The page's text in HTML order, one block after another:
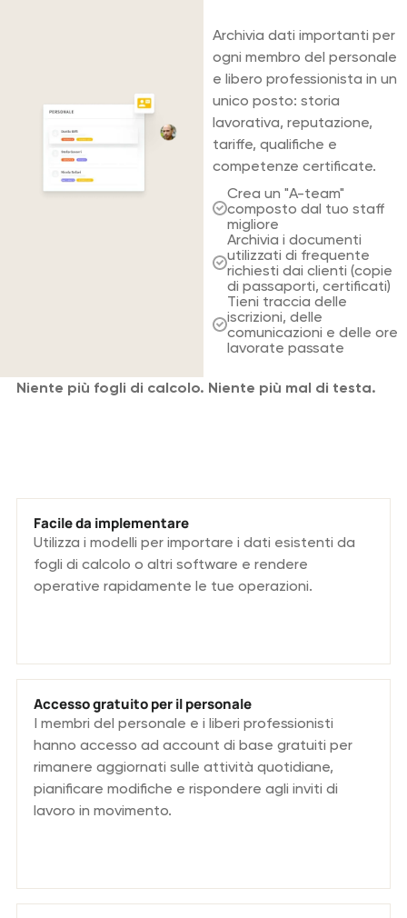
Gestione degli orari
Archivia dati importanti per
ogni membro del personale
e libero professionista in un
unico posto: storia
lavorativa, reputazione,
tariffe, qualifiche e
competenze certificate.
Crea un "A-team"
composto dal tuo staff
migliore
Archivia i documenti
utilizzati di frequente
richiesti dai clienti (copie
di passaporti, certificati)
Tieni traccia delle
iscrizioni, delle
comunicazioni e delle ore
lavorate passate
Niente più fogli di calcolo. Niente più mal di testa.
Facile da implementare
Utilizza i modelli per importare i dati esistenti da
fogli di calcolo o altri software e rendere
operative rapidamente le tue operazioni.
Accesso gratuito per il personale
I membri del personale e i liberi professionisti
hanno accesso ad account di base gratuiti per
rimanere aggiornati sulle attività quotidiane,
pianificare modifiche e rispondere agli inviti di
lavoro in movimento.